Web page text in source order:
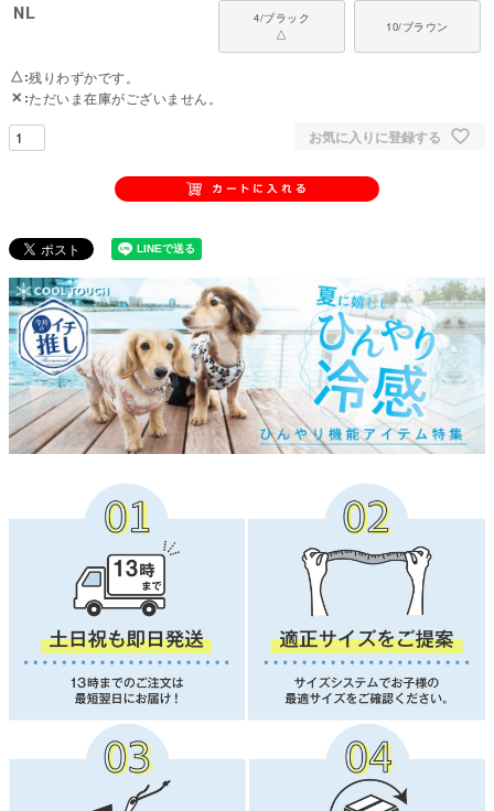
NL
4/ブラック
△
10/ブラウン
△ 残りわずかです。
✕ ただいま在庫がございません。
お気に入りに登録する